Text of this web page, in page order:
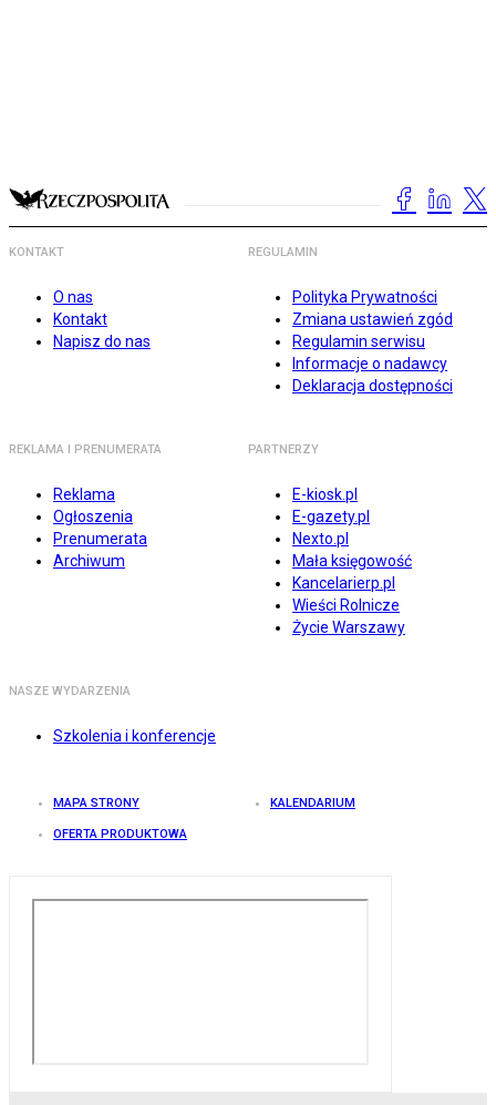
KONTAKT
O nas
Kontakt
Napisz do nas
REGULAMIN
Polityka Prywatności
Zmiana ustawień zgód
Regulamin serwisu
Informacje o nadawcy
Deklaracja dostępności
REKLAMA I PRENUMERATA
Reklama
Ogłoszenia
Prenumerata
Archiwum
PARTNERZY
E-kiosk.pl
E-gazety.pl
Nexto.pl
Mała księgowość
Kancelarierp.pl
Wieści Rolnicze
Życie Warszawy
NASZE WYDARZENIA
Szkolenia i konferencje
MAPA STRONY KALENDARIUM
OFERTA PRODUKTOWA